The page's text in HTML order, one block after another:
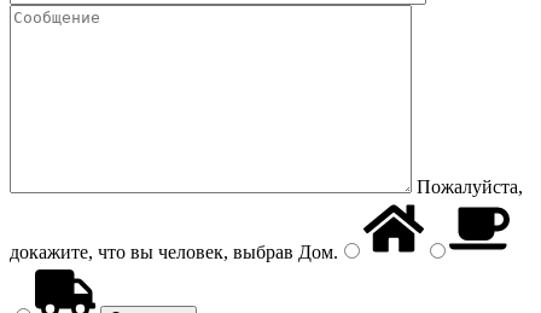
Пожалуйста,
докажите, что вы человек, выбрав Дом.